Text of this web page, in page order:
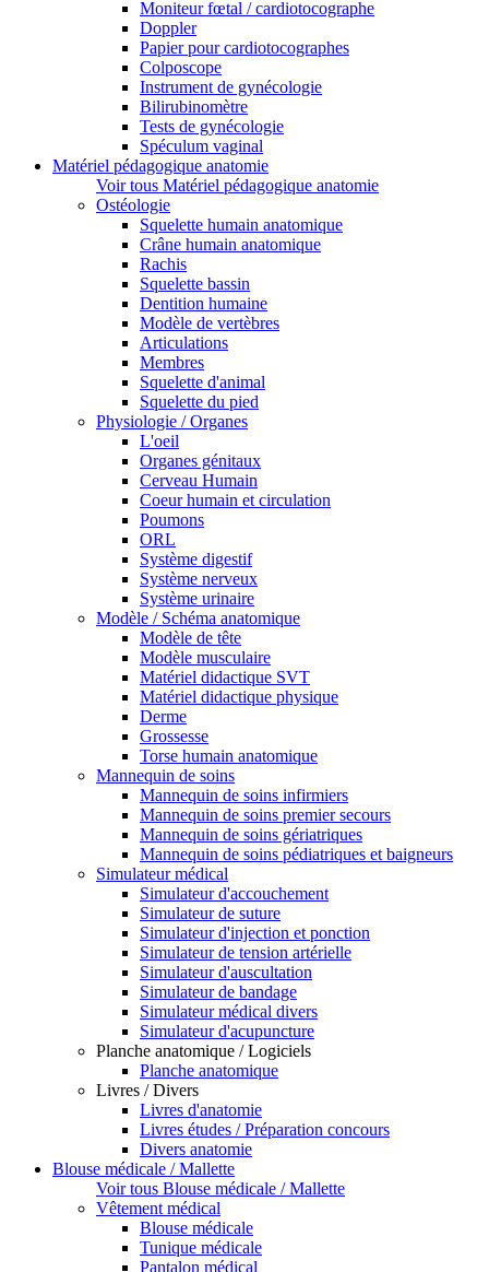
Moniteur fœtal / cardiotocographe
Doppler
Papier pour cardiotocographes
Colposcope
Instrument de gynécologie
Bilirubinomètre
Tests de gynécologie
Spéculum vaginal
Matériel pédagogique anatomie
Voir tous Matériel pédagogique anatomie
Ostéologie
Squelette humain anatomique
Crâne humain anatomique
Rachis
Squelette bassin
Dentition humaine
Modèle de vertèbres
Articulations
Membres
Squelette d'animal
Squelette du pied
Physiologie / Organes
L'oeil
Organes génitaux
Cerveau Humain
Coeur humain et circulation
Poumons
ORL
Système digestif
Système nerveux
Système urinaire
Modèle / Schéma anatomique
Modèle de tête
Modèle musculaire
Matériel didactique SVT
Matériel didactique physique
Derme
Grossesse
Torse humain anatomique
Mannequin de soins
Mannequin de soins infirmiers
Mannequin de soins premier secours
Mannequin de soins gériatriques
Mannequin de soins pédiatriques et baigneurs
Simulateur médical
Simulateur d'accouchement
Simulateur de suture
Simulateur d'injection et ponction
Simulateur de tension artérielle
Simulateur d'auscultation
Simulateur de bandage
Simulateur médical divers
Simulateur d'acupuncture
Planche anatomique / Logiciels
Planche anatomique
Livres / Divers
Livres d'anatomie
Livres études / Préparation concours
Divers anatomie
Blouse médicale / Mallette
Voir tous Blouse médicale / Mallette
Vêtement médical
Blouse médicale
Tunique médicale
Pantalon médical